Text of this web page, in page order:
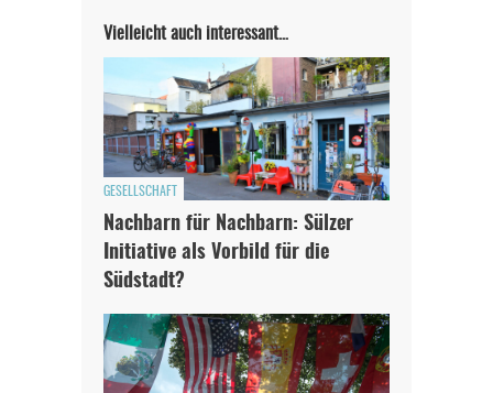
Vielleicht auch interessant…
GESELLSCHAFT
Nachbarn für Nachbarn: Sülzer
Initiative als Vorbild für die
Südstadt?